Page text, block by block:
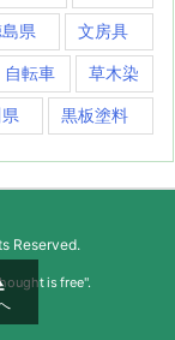
県 文房具
自転車 草木染
黒板塗料
Reserved.
is free".